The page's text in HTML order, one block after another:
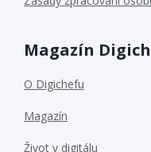
Magazín
O Digichefu
Magazín
Život v digitálu